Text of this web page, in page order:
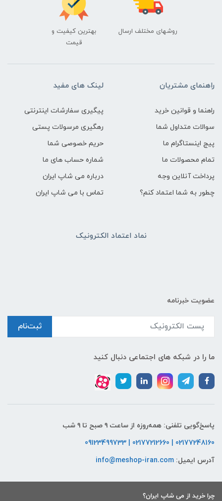
روشهای مختلف ارسال
بهترین کیفیت و
قیمت
راهنمای مشتریان
راهنما و قوانین خرید
سوالات متداول شما
پیج اینستاگرام ما
تمام محصولات ما
پرداخت آنلاین وجه
چطور به شما اعتماد کنم؟
لینک های مفید
پیگیری سفارشات اینترنتی
رهگیری مرسولات پستی
حریم خصوصی شما
شماره حساب های ما
درباره می شاپ ایران
تماس با می شاپ ایران
نماد اعتماد الکترونیک
عضویت خبرنامه
ثبت‌نام
ما را در شبکه های اجتماعی دنبال کنید
پاسخ‌گویی تلفنی: همه‌روزه از ساعت ۹ صبح تا ۹ شب
02177248160 | 02177212660 | 09123499733
آدرس ایمیل: info@meshop-iran.com
چرا خرید از می شاپ ایران؟